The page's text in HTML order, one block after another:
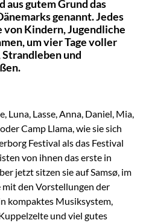
aus gutem Grund das
genannt. Jedes
von Kindern, Jugendliche
um vier Tage voller
und
Luna, Lasse, Anna, Daniel, Mia,
Camp Llama, wie sie sich
Festival als das Festival
von ihnen das erste in
jetzt sitzen sie auf Samsø, im
mit den Vorstellungen der
kompaktes Musiksystem,
und viel gutes